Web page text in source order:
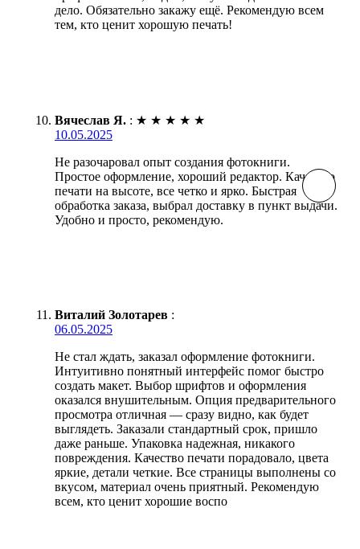
дело. Обязательно закажу ещё. Рекомендую всем
тем, кто ценит хорошую печать!
Вячеслав Я. : ★ ★ ★ ★ ★
10.05.2025
Не разочаровал опыт создания фотокниги.
Простое оформление, хороший редактор. Качество
печати на высоте, все четко и ярко. Быстрая
обработка заказа, выбрал доставку в пункт выдачи.
Удобно и просто, рекомендую.
Виталий Золотарев :
06.05.2025
Не стал ждать, заказал оформление фотокниги.
Интуитивно понятный интерфейс помог быстро
создать макет. Выбор шрифтов и оформления
оказался внушительным. Опция предварительного
просмотра отличная — сразу видно, как будет
выглядеть. Заказали стандартный срок, пришло
даже раньше. Упаковка надежная, никакого
повреждения. Качество печати порадовало, цвета
яркие, детали четкие. Все страницы выполнены со
вкусом, материал очень приятный. Рекомендую
всем, кто ценит хорошие воспо